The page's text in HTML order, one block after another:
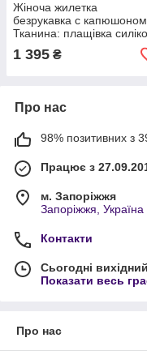
Жіноча жилетка
безрукавка с капюшоном
Тканина: плащівка
200 Розмір 50-52,54-
56,58-60,62-64
1 395 ₴
Про нас
98% позитивних з
Працює з
м. Запоріжжя
Запоріжжя, Україна
Контакти
Сьогодні вихідний
Показати весь
Про нас